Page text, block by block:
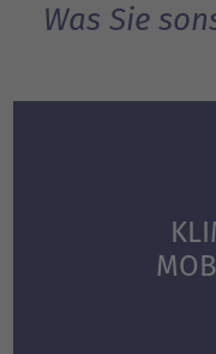
Was Sie